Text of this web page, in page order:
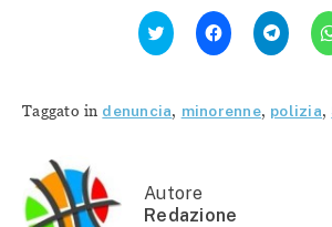
Fai
clic
qui
Twitter
(Si
finestra)
Fai
clic
per
condividere
apre
Fai
clic
per
(Si
apre
Taggato in denuncia, minorenne, polizia,
Autore
Redazione